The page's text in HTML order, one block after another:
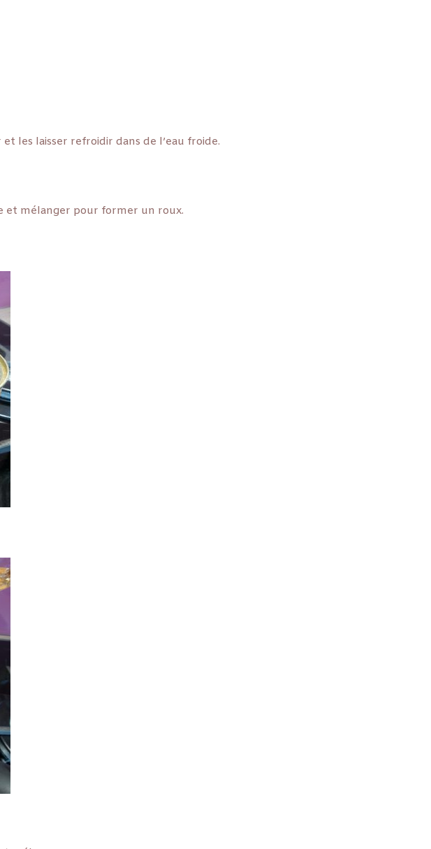
les laisser refroidir dans de l’eau froide.
et mélanger pour former un roux.